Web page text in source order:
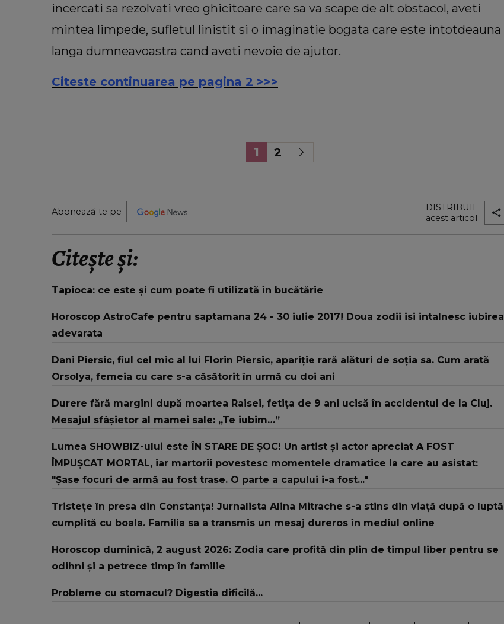
incercati sa rezolvati vreo ghicitoare care sa va scape de alt obstacol, aveti
mintea limpede, sufletul linistit si o imaginatie bogata care este intotdeauna
langa dumneavoastra cand aveti nevoie de ajutor.
Citeste continuarea pe pagina 2 >>>
1 2
Abonează-te pe
DISTRIBUIE
acest articol
Citește și:
Tapioca: ce este și cum poate fi utilizată în bucătărie
Horoscop AstroCafe pentru saptamana 24 - 30 iulie 2017! Doua zodii isi intalnesc iubirea
adevarata
Dani Piersic, fiul cel mic al lui Florin Piersic, apariție rară alături de soția sa. Cum arată
Orsolya, femeia cu care s-a căsătorit în urmă cu doi ani
Durere fără margini după moartea Raisei, fetița de 9 ani ucisă în accidentul de la Cluj.
Mesajul sfâșietor al mamei sale: „Te iubim…”
Lumea SHOWBIZ-ului este ÎN STARE DE ȘOC! Un artist și actor apreciat A FOST
ÎMPUȘCAT MORTAL, iar martorii povestesc momentele dramatice la care au asistat:
"Șase focuri de armă au fost trase. O parte a capului i-a fost..."
Tristețe în presa din Constanța! Jurnalista Alina Mitrache s-a stins din viață după o luptă
cumplită cu boala. Familia sa a transmis un mesaj dureros în mediul online
Horoscop duminică, 2 august 2026: Zodia care profită din plin de timpul liber pentru se
odihni și a petrece timp în familie
Probleme cu stomacul? Digestia dificilă...